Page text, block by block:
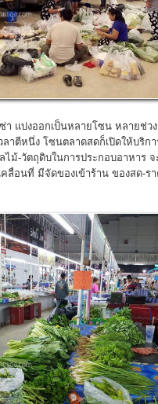
แบ่งออกเป็นหลายโซน หลายช่วง
ลาตีหนึ่ง โซนตลาดสดก็เปิดให้บริก
ไม้-วัตถุดิบในการประกอบอาหาร
ลื่อนที่ มีจัดของเข้าร้าน ของสด-รา